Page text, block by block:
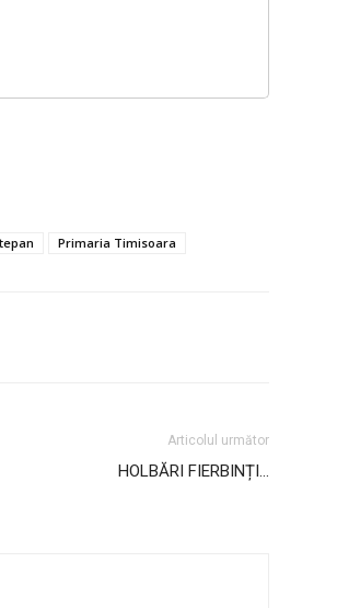
Primaria Timisoara
Articolul următor
HOLBĂRI FIERBINȚI…